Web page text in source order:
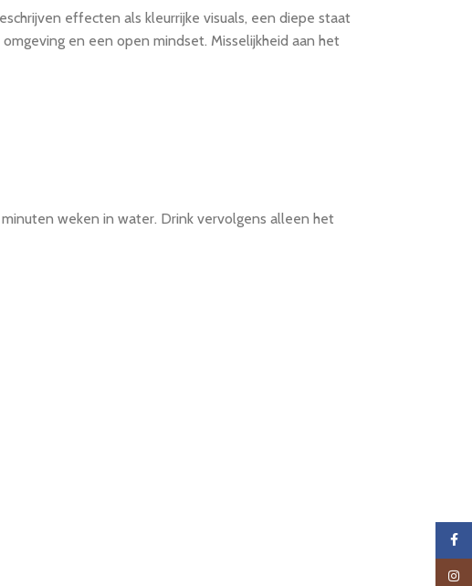
effecten als kleurrijke visuals, een diepe staat
en een open mindset. Misselijkheid aan het
weken in water. Drink vervolgens alleen het